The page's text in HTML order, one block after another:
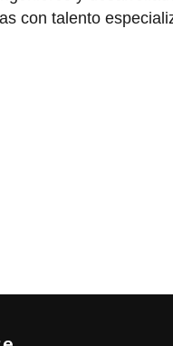
con talento